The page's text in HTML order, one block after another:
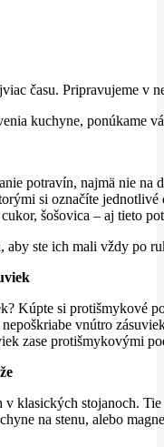
času. Pripravujeme v
kuchyne, ponúkame
potravín, najmä nie
si označíte
šošovica – aj tieto
aby ste ich mali vždy po
Kúpte si protišmykové
nepoškriabe vnútro
zase protišmykovými
klasických stojanoch.
na stenu, alebo